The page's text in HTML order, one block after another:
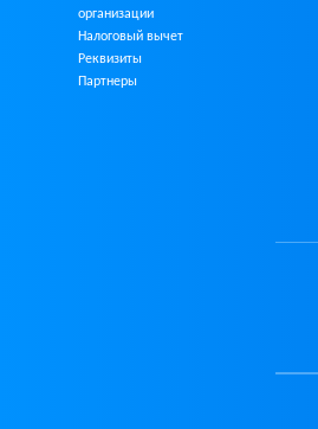
организации
Налоговый вычет
Реквизиты
Партнеры